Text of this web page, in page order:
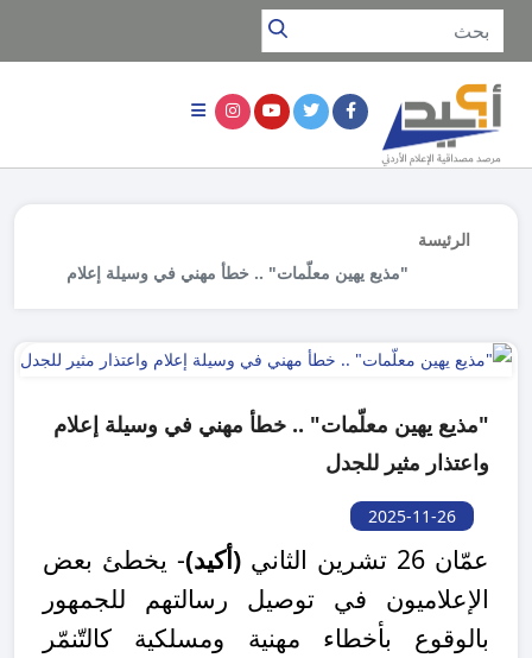
الرئيسة
"مذيع يهين معلّمات" .. خطأ مهني في وسيلة إعلام
"مذيع يهين معلّمات" .. خطأ مهني في وسيلة إعلام
واعتذار مثير للجدل
2025-11-26
عمّان 26 تشرين الثاني (أكيد)- يخطئ بعض
الإعلاميون في توصيل رسالتهم للجمهور
بالوقوع بأخطاء مهنية ومسلكية كالتّنمّر